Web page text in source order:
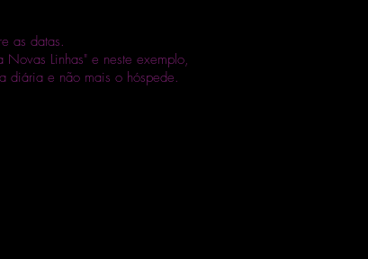
as datas.
Linhas" e neste exemplo,
diária e não mais o hóspede.